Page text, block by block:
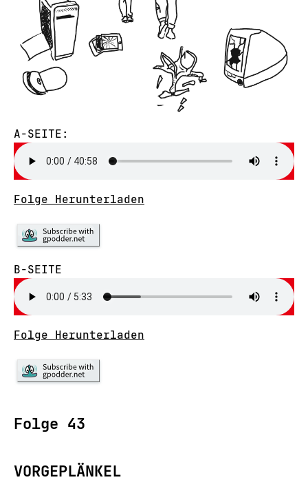
A-SEITE:
Folge Herunterladen
B-SEITE
Folge Herunterladen
Folge 43
VORGEPLÄNKEL